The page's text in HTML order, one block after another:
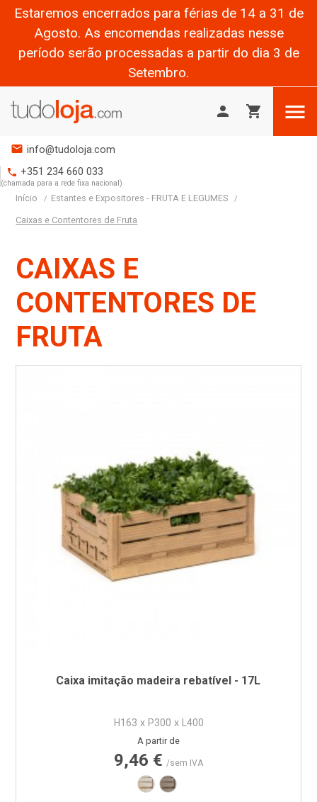
Estaremos encerrados para férias de 14 a 31 de
Agosto. As encomendas realizadas nesse
período serão processadas a partir do dia 3 de
Setembro.
person shopping_cart 
mail info@tudoloja.com
phone +351 234 660 033
(chamada para a rede fixa nacional)
Início Estantes e Expositores - FRUTA E LEGUMES
Caixas e Contentores de Fruta
CAIXAS E
CONTENTORES DE
FRUTA
Caixa imitação madeira rebatível - 17L
H163 x P300 x L400
Preço
A partir de
9,46 € /sem IVA
Imitação Madeira - Castanho Claro
Imitação Madeira - Castanho